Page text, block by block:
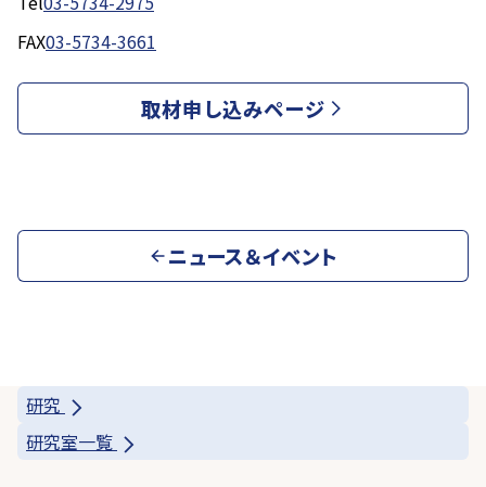
FAX03-5734-3661
取材申し込みページ
ニュース＆イベント
研究
研究室一覧